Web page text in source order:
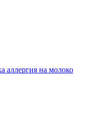
аллергия на молоко